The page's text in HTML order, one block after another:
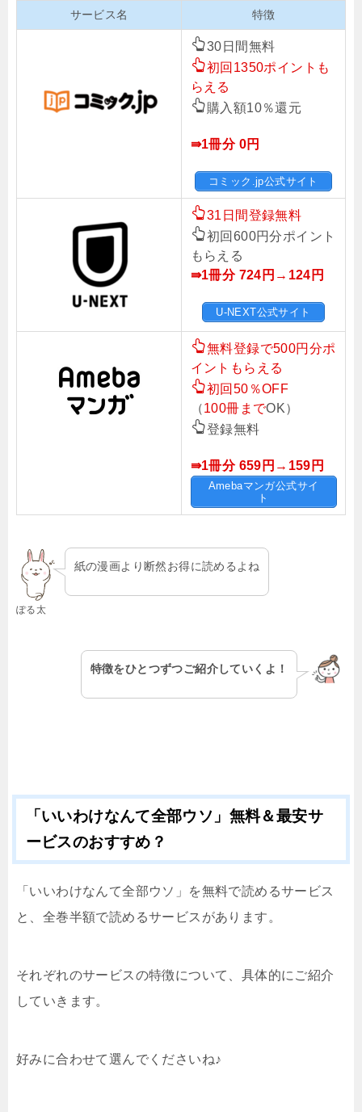
サービス名 特徴
30日間無料
初回1350ポイントも
らえる
購入額10％還元
⇛1冊分 0円
コミック.jp公式サイト
31日間登録無料
初回600円分ポイント
もらえる
⇛1冊分 724円→124円
U-NEXT公式サイト
無料登録で500円分ポ
イントもらえる
初回50％OFF
（100冊までOK）
登録無料
⇛1冊分 659円→159 円
Amebaマンガ公式サイ
ト
ぽる太
紙の漫画より断然お得に読めるよね
特徴をひとつずつご紹介していくよ！
「いいわけなんて全部ウソ」無料＆最安サ
ービスのおすすめ？
「いいわけなんて全部ウソ」を無料で読めるサービス
と、全巻半額で読めるサービスがあります。
それぞれのサービスの特徴について、具体的にご紹介
していきます。
好みに合わせて選んでくださいね♪